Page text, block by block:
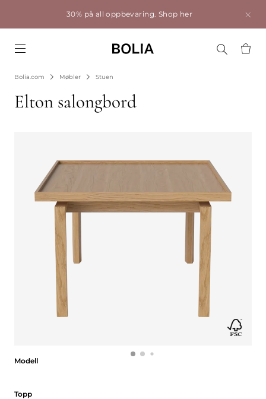
30% på all oppbevaring. Shop her
Bolia.com Møbler Stuen
Elton salongbord
Modell
Topp